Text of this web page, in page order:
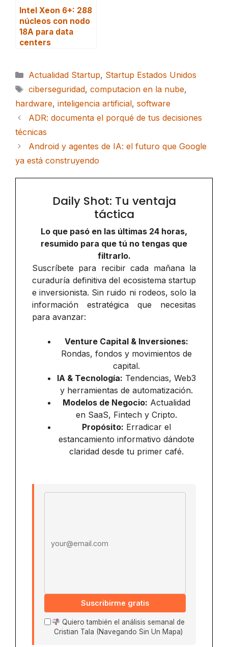
Intel Xeon 6+: 288
núcleos con nodo
18A para data
centers
Categorías
Actualidad Startup, Startup Estados Unidos
Etiquetas
ciberseguridad, computacion en la nube,
hardware, inteligencia artificial, software
ADR: documenta el porqué de tus decisiones
técnicas
Android y agentes de IA: el futuro que Google
ya está construyendo
Daily Shot: Tu ventaja
táctica
Lo que pasó en las últimas 24 horas,
resumido para que tú no tengas que
filtrarlo.
Suscríbete para recibir cada mañana la
curaduría definitiva del ecosistema startup
e inversionista. Sin ruido ni rodeos, solo la
información estratégica que necesitas
para avanzar:
Venture Capital & Inversiones:
Rondas, fondos y movimientos de
capital.
IA & Tecnología: Tendencias, Web3
y herramientas de automatización.
Modelos de Negocio: Actualidad
en SaaS, Fintech y Cripto.
Propósito: Erradicar el
estancamiento informativo dándote
claridad desde tu primer café.
Suscribirme gratis
Quiero también el análisis semanal de
Cristian Tala (Navegando Sin Un Mapa)